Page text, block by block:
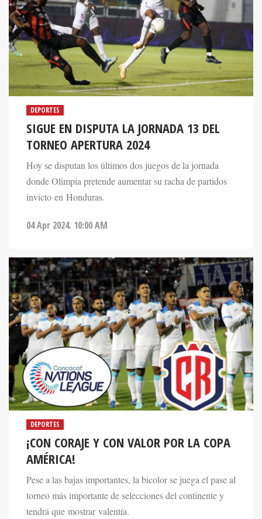
DEPORTES
SIGUE EN DISPUTA LA JORNADA 13 DEL
TORNEO APERTURA 2024
Hoy se disputan los últimos dos juegos de la jornada
donde Olimpia pretende aumentar su racha de partidos
invicto en Honduras.
04 Apr 2024. 10:00 AM
DEPORTES
¡CON CORAJE Y CON VALOR POR LA COPA
AMÉRICA!
Pese a las bajas importantes, la bicolor se juega el pase al
torneo más importante de selecciones del continente y
tendrá que mostrar valentía.